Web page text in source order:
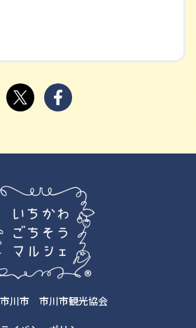
市川市 市川市観光協会